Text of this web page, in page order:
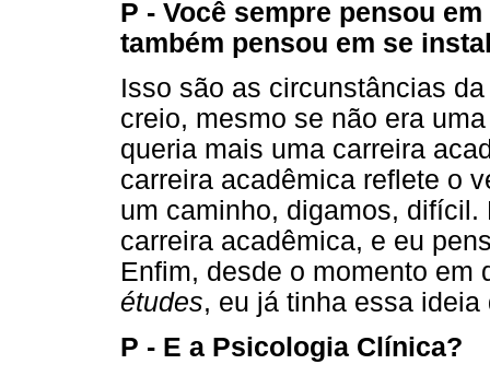
P - Você sempre pensou
também pensou em se
Isso são as circunstâncias
creio, mesmo se não era
queria mais uma carreira
carreira acadêmica reflete o
um caminho, digamos,
carreira acadêmica, e eu
Enfim, desde o momento em
études, eu já tinha essa
P - E a Psicologia Clínica?